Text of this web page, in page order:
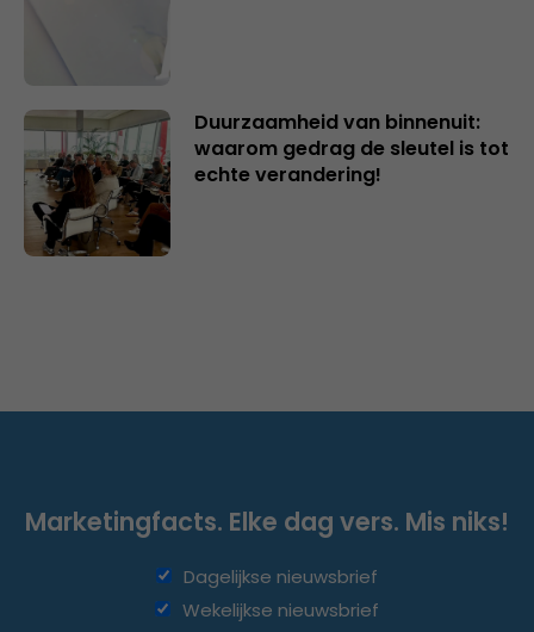
Duurzaamheid van binnenuit:
waarom gedrag de sleutel is tot
echte verandering!
Marketingfacts. Elke dag vers. Mis niks!
Dagelijkse nieuwsbrief
Wekelijkse nieuwsbrief